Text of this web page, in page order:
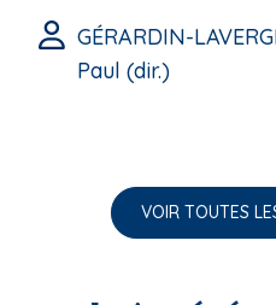
GÉRARDIN-
Paul (dir.)
VOIR TOUTES